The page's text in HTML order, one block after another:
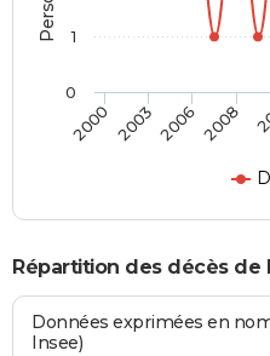
2000 200320062008
0
1
Répartition des décès de
Données exprimées en
Insee)